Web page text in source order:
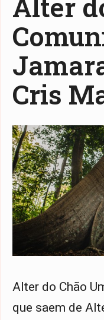
Cris
Alter do Chão
que saem de